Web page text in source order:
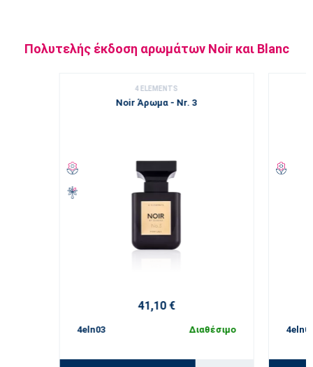
Πολυτελής έκδοση αρωμάτων Noir και Blanc
4 ELEMENTS
Noir Άρωμα - Nr. 3
41,10 €
4eln03 Διαθέσιμο